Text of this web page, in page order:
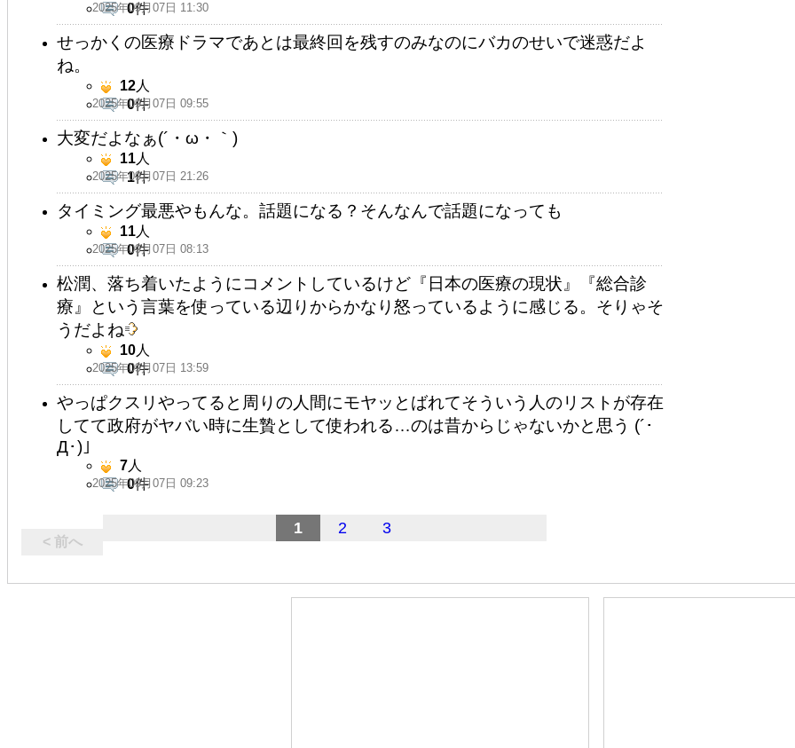
2025年09月07日 11:30
0件
せっかくの医療ドラマであとは最終回を残すのみなのにバカのせいで迷惑だよ
ね。
2025年09月07日 09:55
12人
0件
大変だよなぁ(´・ω・｀)
2025年09月07日 21:26
11人
1件
タイミング最悪やもんな。話題になる？そんなんで話題になっても
2025年09月07日 08:13
11人
0件
松潤、落ち着いたようにコメントしているけど『日本の医療の現状』『総合診
療』という言葉を使っている辺りからかなり怒っているように感じる。そりゃそ
うだよね
2025年09月07日 13:59
10人
0件
やっぱクスリやってると周りの人間にモヤッとばれてそういう人のリストが存在
してて政府がヤバい時に生贄として使われる…のは昔からじゃないかと思う (´･
Д･)」
2025年09月07日 09:23
7人
0件
< 前へ
1 2 3